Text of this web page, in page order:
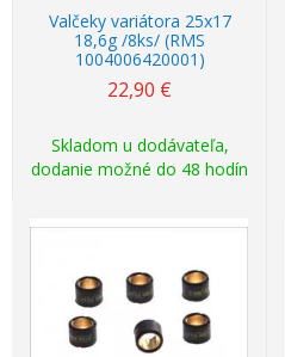
Valčeky variátora 25x17
18,6g /8ks/ (RMS
1004006420001)
22,90 €
Skladom u dodávateľa,
dodanie možné do 48 hodín